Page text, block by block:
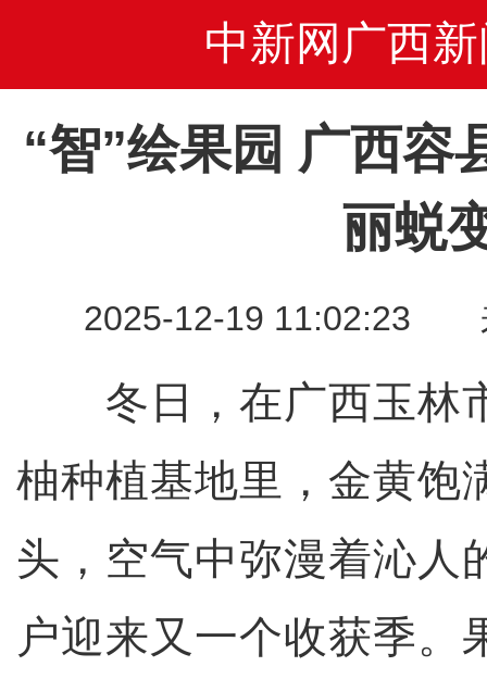
中新网广西新
“智”绘果园 广西容
丽蜕
2025-12-19 11:02:23
冬日，在广西玉林
柚种植基地里，金黄饱
头，空气中弥漫着沁人
户迎来又一个收获季。